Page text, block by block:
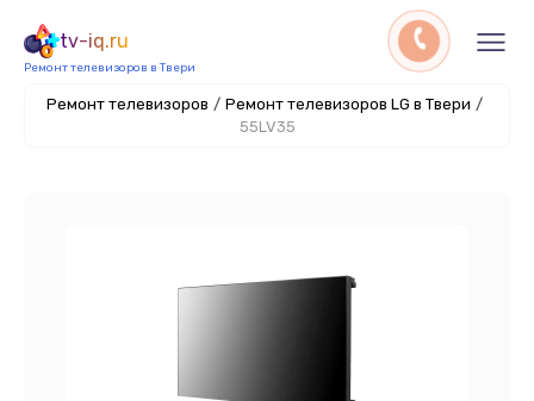
tv-iq.ru
Ремонт телевизоров в Твери
Ремонт телевизоров / Ремонт телевизоров LG в Твери /
55LV35